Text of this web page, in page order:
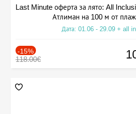
Last Minute оферта за лято: All
Атлиман на 100 м от
Дата: 01.06 - 29.09 + all
-15%
118.00€